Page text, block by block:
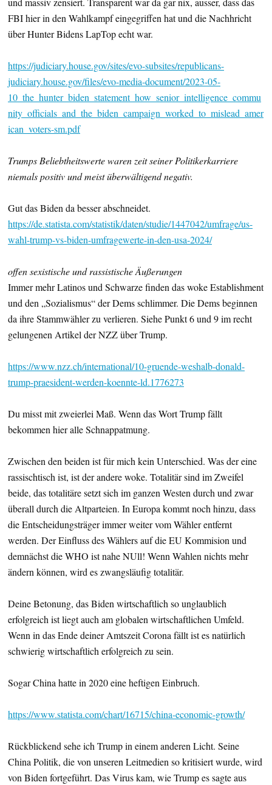
FBI hier in den Wahlkampf eingegriffen hat und die Nachhricht
über Hunter Bidens LapTop echt war.
https://judiciary.house.gov/sites/evo-subsites/republicans-
judiciary.house.gov/files/evo-media-document/2023-05-
10_the_hunter_biden_statement_how_senior_intelligence_commu
nity_officials_and_the_biden_campaign_worked_to_mislead_amer
ican_voters-sm.pdf
Trumps Beliebtheitswerte waren zeit seiner Politikerkarriere
niemals positiv und meist überwältigend negativ.
Gut das Biden da besser abschneidet.
https://de.statista.com/statistik/daten/studie/1447042/umfrage/us-
wahl-trump-vs-biden-umfragewerte-in-den-usa-2024/
offen sexistische und rassistische Äußerungen
Immer mehr Latinos und Schwarze finden das woke Establishment
und den „Sozialismus“ der Dems schlimmer. Die Dems beginnen
da ihre Stammwähler zu verlieren. Siehe Punkt 6 und 9 im recht
gelungenen Artikel der NZZ über Trump.
https://www.nzz.ch/international/10-gruende-weshalb-donald-
trump-praesident-werden-koennte-ld.1776273
Du misst mit zweierlei Maß. Wenn das Wort Trump fällt
bekommen hier alle Schnappatmung.
Zwischen den beiden ist für mich kein Unterschied. Was der eine
rassischtisch ist, ist der andere woke. Totalitär sind im Zweifel
beide, das totalitäre setzt sich im ganzen Westen durch und zwar
überall durch die Altparteien. In Europa kommt noch hinzu, dass
die Entscheidungsträger immer weiter vom Wähler entfernt
werden. Der Einfluss des Wählers auf die EU Kommision und
demnächst die WHO ist nahe NUll! Wenn Wahlen nichts mehr
ändern können, wird es zwangsläufig totalitär.
Deine Betonung, das Biden wirtschaftlich so unglaublich
erfolgreich ist liegt auch am globalen wirtschaftlichen Umfeld.
Wenn in das Ende deiner Amtszeit Corona fällt ist es natürlich
schwierig wirtschaftlich erfolgreich zu sein.
Sogar China hatte in 2020 eine heftigen Einbruch.
https://www.statista.com/chart/16715/china-economic-growth/
Rückblickend sehe ich Trump in einem anderen Licht. Seine
China Politik, die von unseren Leitmedien so kritisiert wurde, wird
von Biden fortgeführt. Das Virus kam, wie Trump es sagte aus